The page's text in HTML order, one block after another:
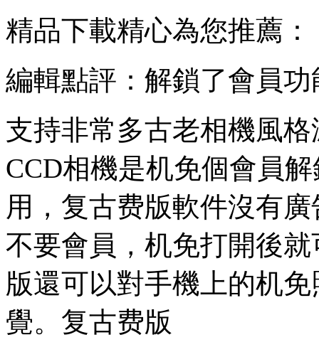
精品下載精心為您推薦：
編輯點評：解鎖了會員
支持非常多古老相機風
CCD相機是机免個會員
用，复古费版軟件沒有
不要會員，机免打開後
版還可以對手機上的机
覺。复古费版